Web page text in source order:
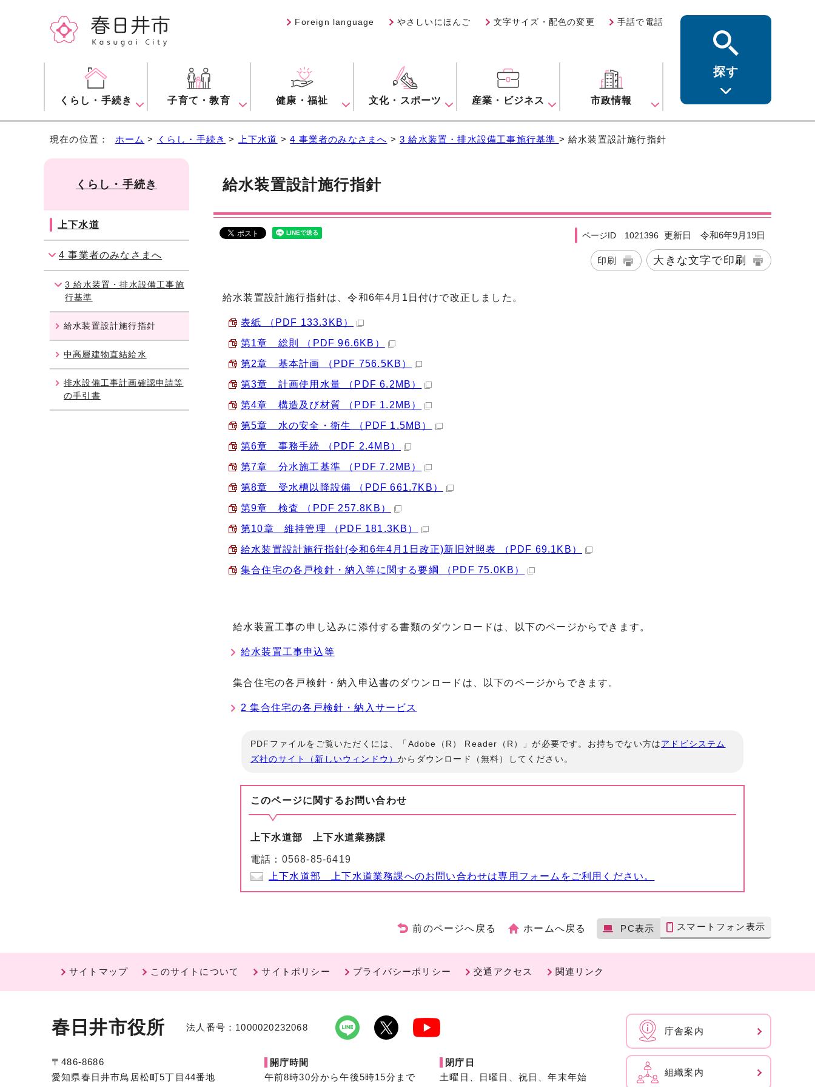
Foreign language やさしいにほんご 文字サイズ・配色の変更 手話で電話
くらし・手続き 子育て・教育 健康・福祉 文化・スポーツ 産業・ビジネス 市政情報
探す
現在の位置： ホーム > くらし・手続き > 上下水道 >4 事業者のみなさまへ >3 給水装置・排水設備工事施行基準 > 給水装置設計施行指針
給水装置設計施行指針
ページID 1021396 更新日 令和6年9月19日
印刷 大きな文字で印刷
給水装置設計施行指針は、令和6年4月1日付けで改正しました。
表紙 （PDF 133.3KB）
第1章 総則 （PDF 96.6KB）
第2章 基本計画 （PDF 756.5KB）
第3章 計画使用水量 （PDF 6.2MB）
第4章 構造及び材質 （PDF 1.2MB）
第5章 水の安全・衛生 （PDF 1.5MB）
第6章 事務手続 （PDF 2.4MB）
第7章 分水施工基準 （PDF 7.2MB）
第8章 受水槽以降設備 （PDF 661.7KB）
第9章 検査 （PDF 257.8KB）
第10章 維持管理 （PDF 181.3KB）
給水装置設計施行指針(令和6年4月1日改正)新旧対照表 （PDF 69.1KB）
集合住宅の各戸検針・納入等に関する要綱 （PDF 75.0KB）
給水装置工事の申し込みに添付する書類のダウンロードは、以下のページからできます。
給水装置工事申込等
集合住宅の各戸検針・納入申込書のダウンロードは、以下のページからできます。
2 集合住宅の各戸検針・納入サービス
PDFファイルをご覧いただくには、「Adobe（R） Reader（R）」が必要です。お持ちでない方はアドビシステム
ズ社のサイト（新しいウィンドウ）からダウンロード（無料）してください。
このページに関するお問い合わせ
上下水道部 上下水道業務課
電話： 0568-85-6419
上下水道部 上下水道業務課へのお問い合わせは専用フォームをご利用ください。
くらし・手続き
上下水道
4 事業者のみなさまへ
3 給水装置・排水設備工事施
行基準
給水装置設計施行指針
中高層建物直結給水
排水設備工事計画確認申請等
の手引書
前のページへ戻る ホームへ戻る PC表示 スマートフォン表示
サイトマップ このサイトについて サイトポリシー プライバシーポリシー 交通アクセス 関連リンク
春日井市役所 法人番号：1000020232068
〒486-8686
愛知県春日井市鳥居松町5丁目44番地
開庁時間
午前8時30分から午後5時15分まで
閉庁日
土曜日、日曜日、祝日、年末年始
庁舎案内
組織案内